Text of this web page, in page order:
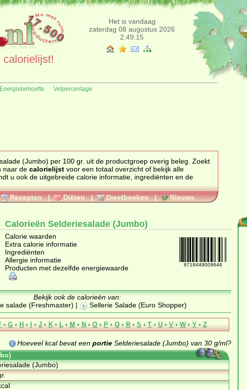
Het is vandaag
zaterdag 08 augustus 2026
2:49:15
Energiebehoefte Vetpercentage
(Jumbo) per 100 gr. uit de productgroep overig beleg. Zoekt
naar de calorielijst voor een totaal overzicht of bekijk alle
Recepten | Diëten | Dieetboeken |
Nieuws
Calorieën Selderiesalade (Jumbo)
8718449009646
Calorie waarden
Extra calorie informatie
Ingrediënten
Allergie informatie
Producten met dezelfde energiewaarde
Bekijk ook de calorieën van:
salade (Freshmaster) | Sellerie Salade (Euro Shopper)
• G • H • I • J • K • L • M • N • O • P • Q • R • S • T • U • V • W • Y • Z
Hoeveel kcal bevat een portie Selderiesalade (Jumbo) van 30 g/ml?
(Jumbo)